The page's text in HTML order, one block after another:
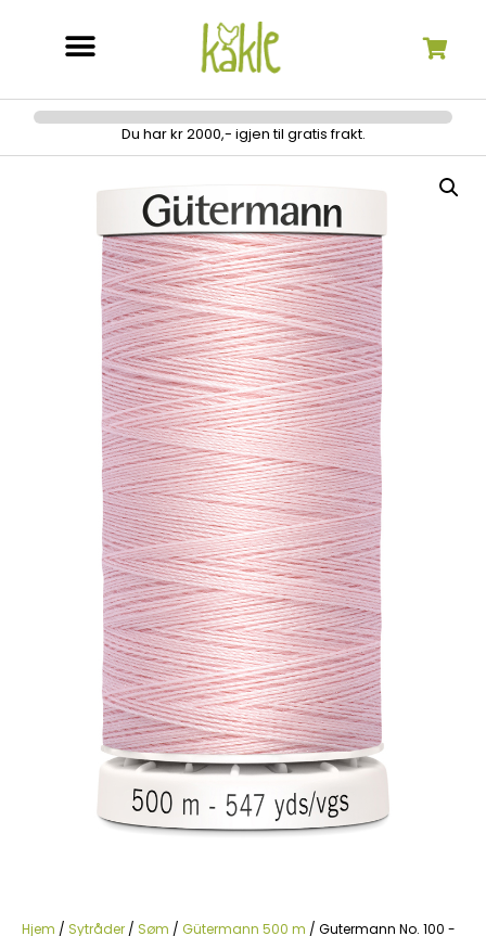
Du har kr 2000,- igjen til gratis frakt.
Hjem / Sytråder / Søm / Gütermann 500 m / Gutermann No. 100 -